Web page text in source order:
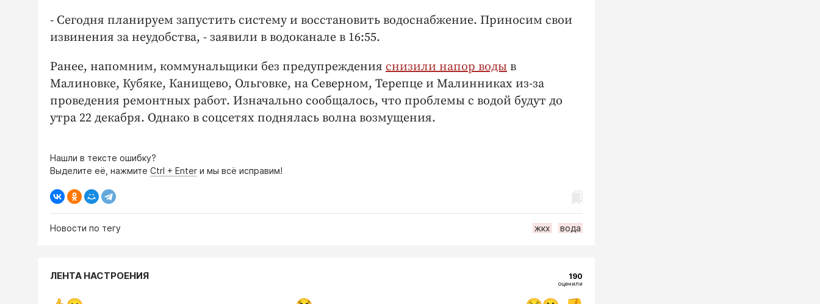
- Сегодня планируем запустить систему и восстановить водоснабжение. Приносим свои
извинения за неудобства, - заявили в водоканале в 16:55.
Ранее, напомним, коммунальщики без предупреждения снизили напор воды в
Малиновке, Кубяке, Канищево, Ольговке, на Северном, Терепце и Малинниках из-за
проведения ремонтных работ. Изначально сообщалось, что проблемы с водой будут до
утра 22 декабря. Однако в соцсетях поднялась волна возмущения.
Нашли в тексте ошибку?
Выделите её, нажмите Ctrl + Enter и мы всё исправим!
Новости по тегу жкх вода
ЛЕНТА НАСТРОЕНИЯ 190
оценили